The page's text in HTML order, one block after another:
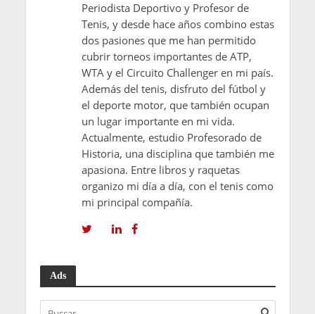
Periodista Deportivo y Profesor de
Tenis, y desde hace años combino estas
dos pasiones que me han permitido
cubrir torneos importantes de ATP,
WTA y el Circuito Challenger en mi país.
Además del tenis, disfruto del fútbol y
el deporte motor, que también ocupan
un lugar importante en mi vida.
Actualmente, estudio Profesorado de
Historia, una disciplina que también me
apasiona. Entre libros y raquetas
organizo mi día a día, con el tenis como
mi principal compañía.
Ads